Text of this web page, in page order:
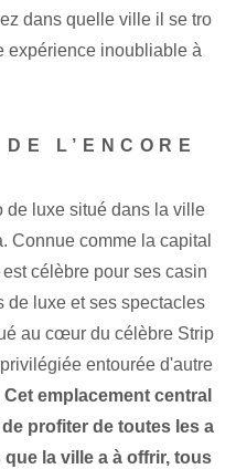
dans quelle ville il se tro
expérience inoubliable à
L’ENCORE
de luxe situé dans la ville
Connue comme la capital
célèbre pour ses casin
de luxe et ses spectacles
au cœur du célèbre Strip
entourée d'autre
Cet emplacement central
profiter de toutes les a
la ville a à offrir, tous